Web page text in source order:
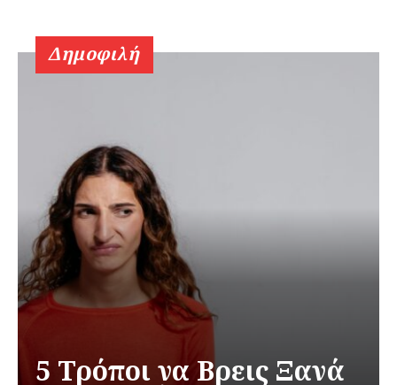
Δημοφιλή
5 Τρόποι να Βρεις Ξανά